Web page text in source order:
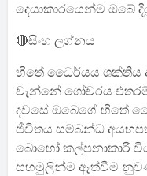
දෙයාකාරයෙන්ම ඔබේ
🔴සිංහ ලග්නය
හිතේ ධෛර්යය ශක්තිය
වැන්නේ ගෝචරය
දවසේ ඔබෙගේ හිතේ
ජීවිතය සම්බන්ධ
බොහෝ කල්පනාකාරී
සහමුලින්ම ඈත්වීම